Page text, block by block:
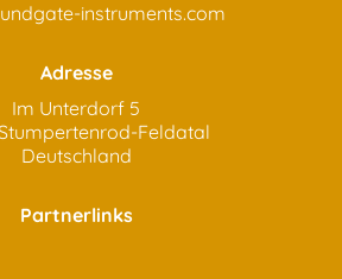
instruments.com
Adresse
Im Unterdorf 5
Feldatal
Deutschland
Partnerlinks